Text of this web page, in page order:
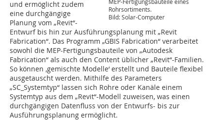
Rohrsortiments.
Bild: Solar-Computer
und ermöglicht zudem
eine durchgängige
Planung vom „Revit“-
Entwurf bis hin zur Ausführungsplanung mit „Revit
Fabrication“. Das Programm „GBIS Fabrication“ verarbeitet
sowohl die MEP-Fertigungsbauteile von „Autodesk
Fabrication“ als auch den Content üblicher „Revit“-Familien.
So können ‚gemischte Modelle‘ erstellt und Bauteile flexibel
ausgetauscht werden. Mithilfe des Parameters
„SC_Systemtyp“ lassen sich Rohre oder Kanäle einem
Systemtyp aus dem „Revit“-Modell zuweisen, was einen
durchgängigen Datenfluss von der Entwurfs- bis zur
Ausführungsplanung ermöglicht.